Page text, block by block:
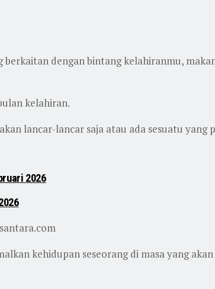
dengan bintang kelahiranmu,
kelahiran.
lancar-lancar saja atau ada sesuatu yang
2026
kehidupan seseorang di masa yang